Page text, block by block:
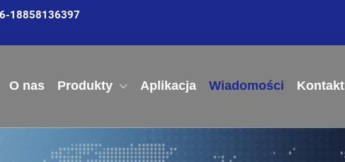
18858136397
O nas Produkty Aplikacja Wiadomości Kontakt